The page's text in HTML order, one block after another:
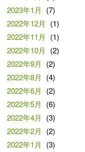
2023年1月
(7)
2022年12月
(1)
2022年11月
(1)
2022年10月
(2)
2022年9月
(2)
2022年8月
(4)
2022年6月
(2)
2022年5月
(6)
2022年4月
(3)
2022年2月
(2)
2022年1月
(3)